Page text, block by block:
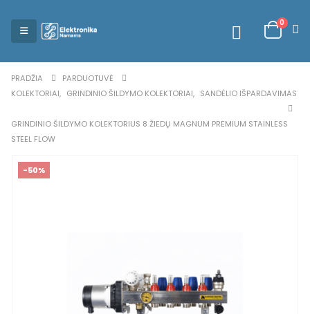
0
PRADŽIA
PARDUOTUVĖ
KOLEKTORIAI, GRINDINIO ŠILDYMO KOLEKTORIAI, SANDĖLIO IŠPARDAVIMAS
GRINDINIO ŠILDYMO KOLEKTORIUS 8 ŽIEDŲ MAGNUM PREMIUM STAINLESS
STEEL FLOW
-50%